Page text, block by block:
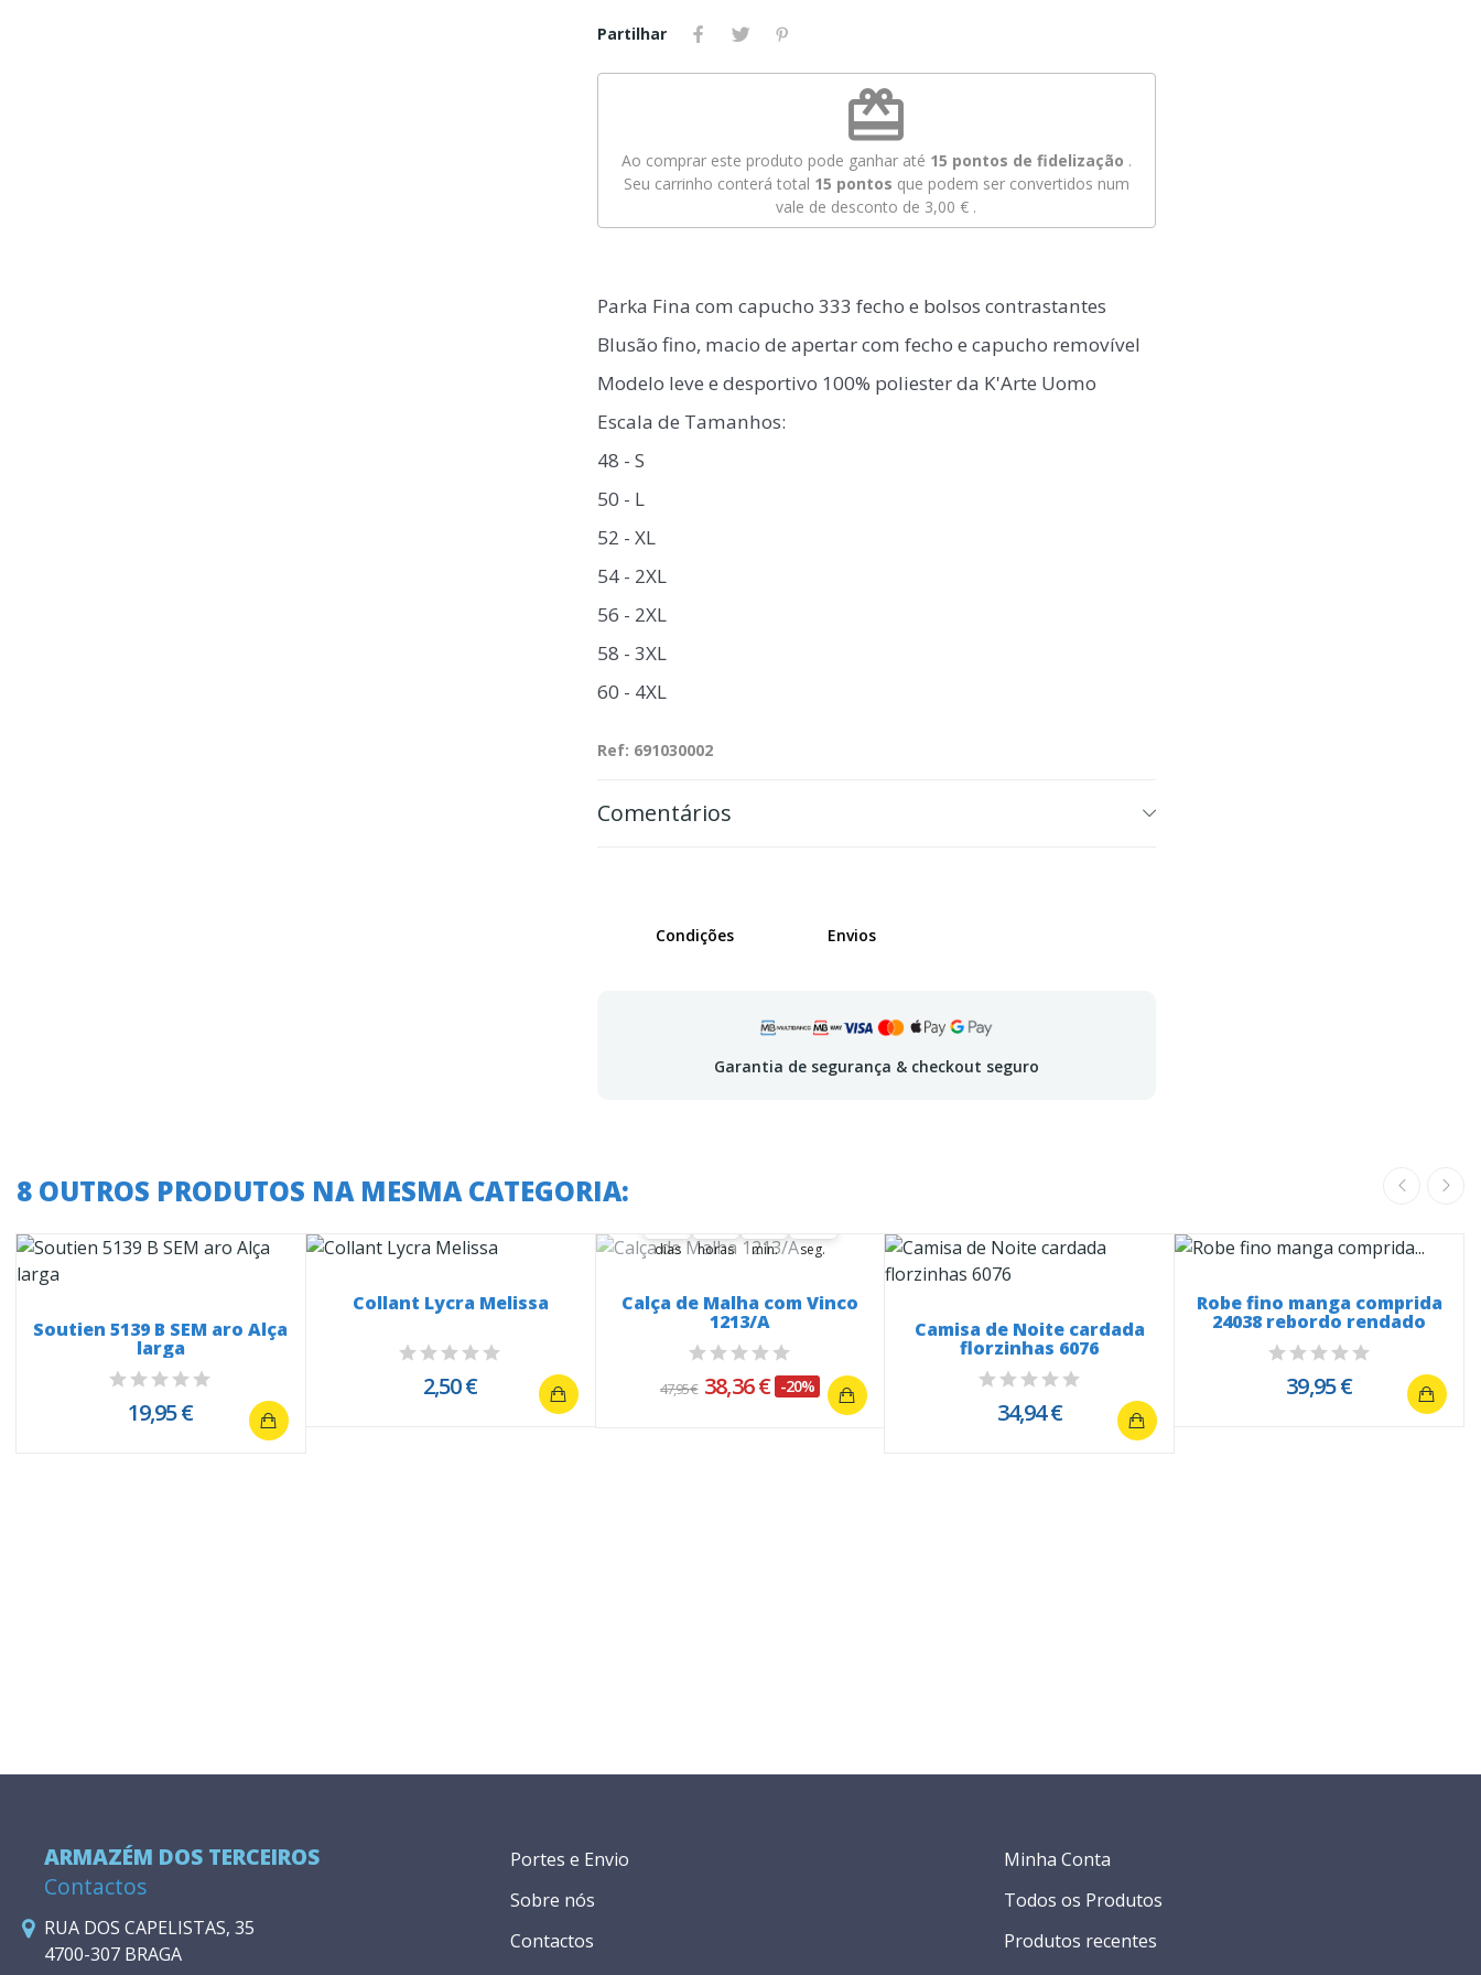
Partilhar
redeem
Ao comprar este produto pode ganhar até 15 pontos de fidelização .
Seu carrinho conterá total 15 pontos que podem ser convertidos num
vale de desconto de 3,00 € .
Parka Fina com capucho 333 fecho e bolsos contrastantes
Blusão fino, macio de apertar com fecho e capucho removível
Modelo leve e desportivo 100% poliester da K'Arte Uomo
Escala de Tamanhos:
48 - S
50 - L
52 - XL
54 - 2XL
56 - 2XL
58 - 3XL
60 - 4XL
Ref: 691030002
Comentários
Condições Envios
Garantia de segurança & checkout seguro
8 OUTROS PRODUTOS NA MESMA CATEGORIA:
Soutien 5139 B SEM aro Alça
larga
19,95 €
Collant Lycra Melissa
2,50 €
dias horas min. seg.
Calça de Malha com Vinco
1213/A
47,95 € 38,36 € -20%
Camisa de Noite cardada
florzinhas 6076
34,94 €
Robe fino manga comprida
24038 rebordo rendado
39,95 €
ARMAZÉM DOS TERCEIROS
Contactos
RUA DOS CAPELISTAS, 35
4700-307 BRAGA
Portes e Envio
Sobre nós
Contactos
Minha Conta
Todos os Produtos
Produtos recentes